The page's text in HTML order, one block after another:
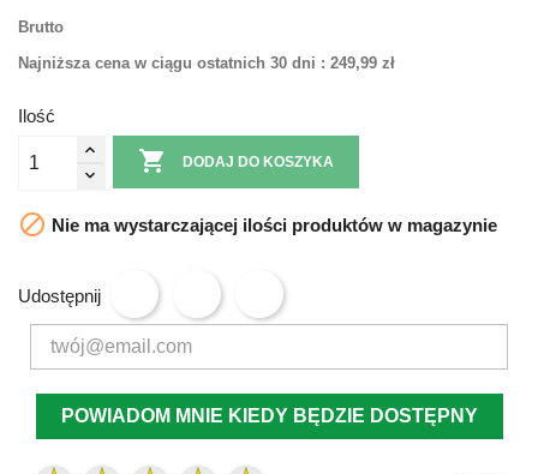
Brutto
Najniższa cena w ciągu ostatnich 30 dni : 249,99 zł
Ilość
 DODAJ DO KOSZYKA
 Nie ma wystarczającej ilości produktów w magazynie
Udostępnij
POWIADOM MNIE KIEDY BĘDZIE DOSTĘPNY